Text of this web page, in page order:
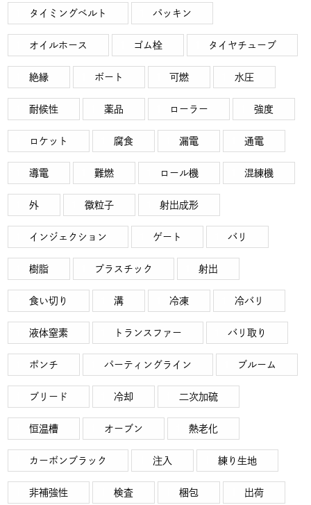
タイミングベルト パッキン
オイルホース ゴム栓 タイヤチューブ
絶縁 ボート 可燃 水圧
耐候性 薬品 ローラー 強度
ロケット 腐食 漏電 通電
導電 難燃 ロール機 混練機
外 微粒子 射出成形
インジェクション ゲート バリ
樹脂 プラスチック 射出
食い切り 溝 冷凍 冷バリ
液体窒素 トランスファー バリ取り
ポンチ パーティングライン ブルーム
ブリード 冷却 二次加硫
恒温槽 オーブン 熱老化
カーボンブラック 注入 練り生地
非補強性 検査 梱包 出荷